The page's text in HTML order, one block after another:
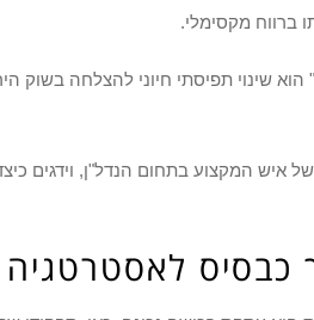
ברווח מקסימלי.
שינוי תפיסתי חיוני להצלחה בשוק
המקצוע בתחום הנדל"ן, וידגים
כבסיס לאסטרטגיה